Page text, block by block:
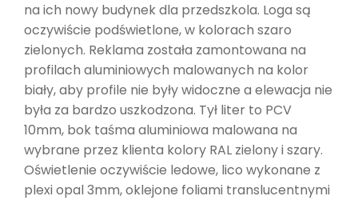
na ich nowy budynek dla przedszkola. Loga są
oczywiście podświetlone, w kolorach szaro
zielonych. Reklama została zamontowana na
profilach aluminiowych malowanych na kolor
biały, aby profile nie były widoczne a elewacja nie
była za bardzo uszkodzona. Tył liter to PCV
10mm, bok taśma aluminiowa malowana na
wybrane przez klienta kolory RAL zielony i szary.
Oświetlenie oczywiście ledowe, lico wykonane z
plexi opal 3mm, oklejone foliami translucentnymi